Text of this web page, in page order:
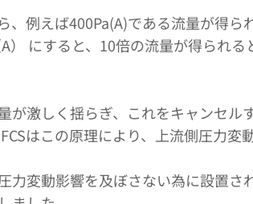
例えば400Pa(A)である流量が得ら
） にすると、10倍の流量が得られる
が激しく揺らぎ、これをキャンセル
はこの原理により、上流側圧力変
力変動影響を及ぼさない為に設置さ